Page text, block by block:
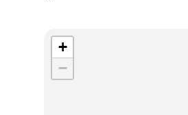
+
−